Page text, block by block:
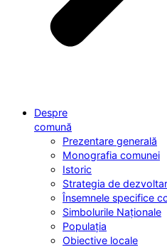
Despre
comună
Prezentare generală
Monografia comunei
Istoric
Strategia de
Însemnele specifice
Simbolurile Naționale
Populația
Obiective locale